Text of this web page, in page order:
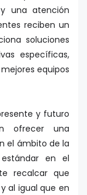
una atención
reciben un
soluciones
específicas,
equipos
y futuro
ofrecer una
el ámbito de la
en el
recalcar que
al igual que en